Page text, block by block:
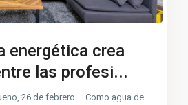
energética crea
las profesi...
26 de febrero – Como agua de